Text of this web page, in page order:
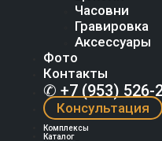
Часовни
Гравировка
Аксессуары
Фото
Контакты
✆ +7 (953) 526-
Консультация
Комплексы
Каталог